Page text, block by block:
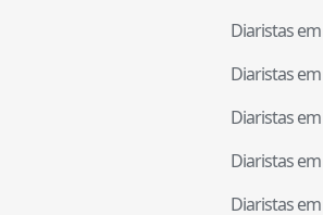
Diaristas em
Diaristas em
Diaristas em
Diaristas em
Diaristas em